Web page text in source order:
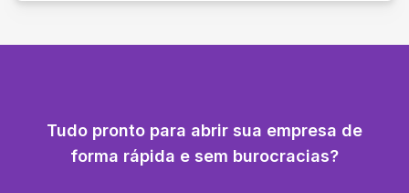
Tudo pronto para abrir sua empresa de
forma rápida e sem burocracias?